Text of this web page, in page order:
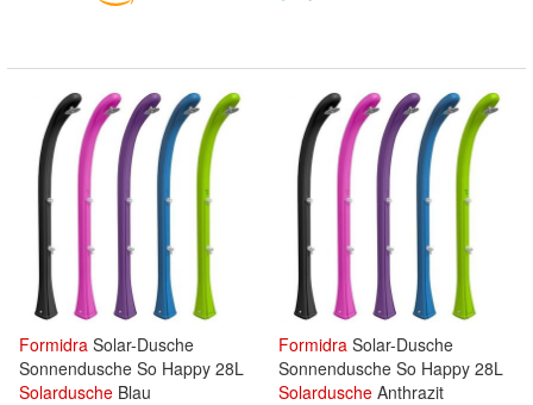
Formidra Solar-Dusche
Sonnendusche So Happy 28L
Solardusche Blau
Formidra Solar-Dusche
Sonnendusche So Happy 28L
Solardusche Anthrazit